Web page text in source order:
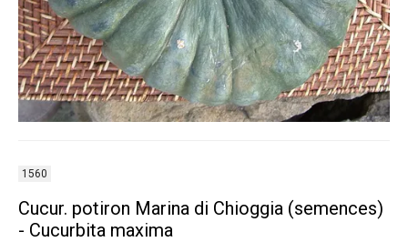
1560
Cucur. potiron Marina di Chioggia (semences)
- Cucurbita maxima